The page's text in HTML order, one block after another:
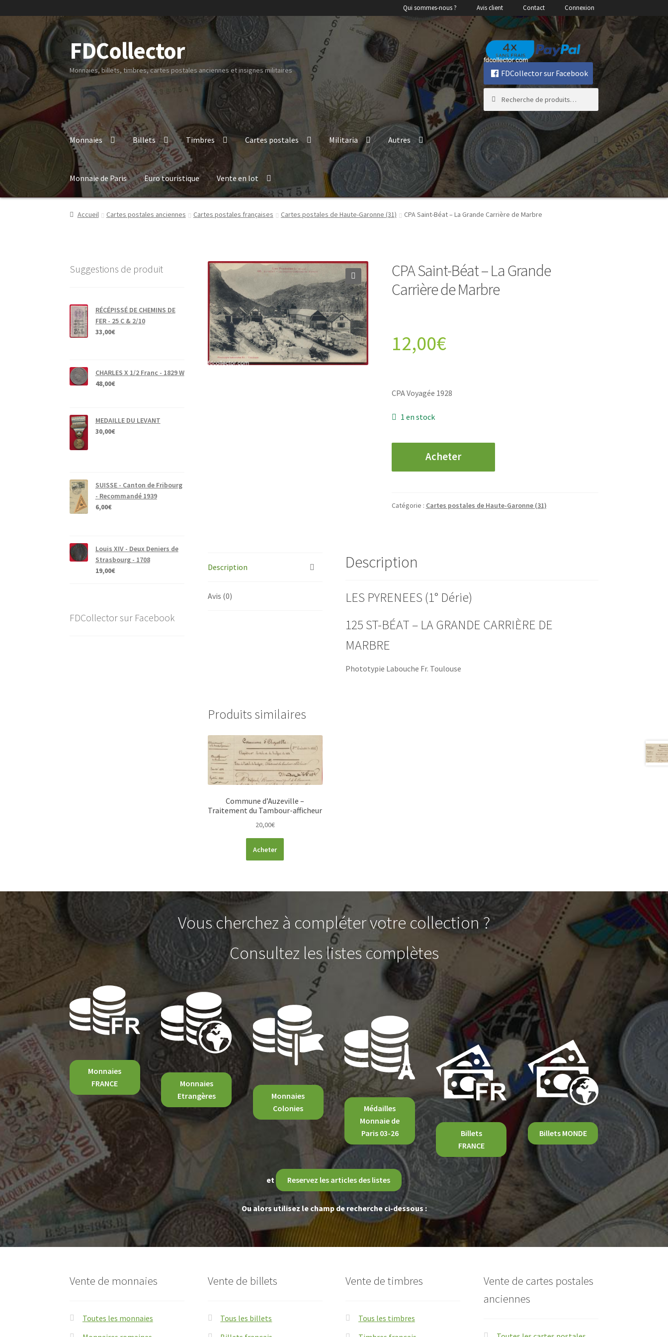
Qui sommes-nous ? Avis client Contact Connexion
Aller
à
navigation
Aller
au
FDCollector
Monnaies, billets, timbres, cartes postales anciennes et insignes militaires FDCollector sur Facebook
pour :
Monnaies Billets Timbres Cartes postales Militaria Autres
Monnaie de Paris Euro touristique Vente en lot
0,00€ 0 article
Accueil Cartes postales anciennes Cartes postales françaises Cartes postales de Haute-Garonne (31) CPA Saint-Béat – La Grande Carrière de Marbre
CPA Saint-Béat – La Grande
Carrière de Marbre
12,00€
CPA Voyagée 1928
1 en stock
CPA
-
de
Acheter
Catégorie : Cartes postales de Haute-Garonne (31)
Description
Avis (0)
Description
LES PYRENEES (1° Dérie)
125 ST-BÉAT – LA GRANDE CARRIÈRE DE
MARBRE
Phototypie Labouche Fr. Toulouse
Produits similaires
Commune d’Auzeville –
Traitement du Tambour-afficheur
20,00€
Acheter
Suggestions de produit
RÉCÉPISSÉ DE CHEMINS DE
FER - 25 C & 2/10
33,00€
CHARLES X 1/2 Franc - 1829 W
48,00€
MEDAILLE DU LEVANT
30,00€
SUISSE - Canton de Fribourg
- Recommandé 1939
6,00€
Louis XIV - Deux Deniers de
Strasbourg - 1708
19,00€
FDCollector sur Facebook
Vous cherchez à compléter votre collection ?
Consultez les listes complètes
Monnaies
FRANCE
Monnaies
Etrangères
Monnaies
Colonies
Médailles
Monnaie de
Paris 03-26
Billets
FRANCE
Billets MONDE
et Reservez les articles des listes
Ou alors utilisez le champ de recherche ci-dessous :
Vente de monnaies
Toutes les monnaies
Vente de billets
Tous les billets
Vente de timbres
Tous les timbres
Vente de cartes postales
anciennes